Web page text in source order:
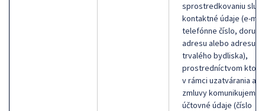
sprostredkovaniu
kontaktné údaje (e-
telefónne číslo,
adresu alebo adresu
trvalého bydliska),
prostredníctvom
v rámci uzatvárania a
zmluvy komunikujeme,
účtovné údaje (číslo